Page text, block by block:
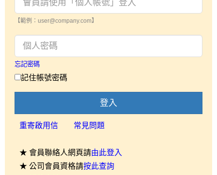
【範例：user@company.com】
忘記密碼
記住帳號密碼
登入
重寄啟用信 常見問題
★ 會員聯絡人網頁請由此登入
★ 公司會員資格請按此查詢